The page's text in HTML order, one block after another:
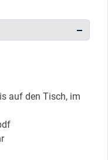
auf den Tisch, im